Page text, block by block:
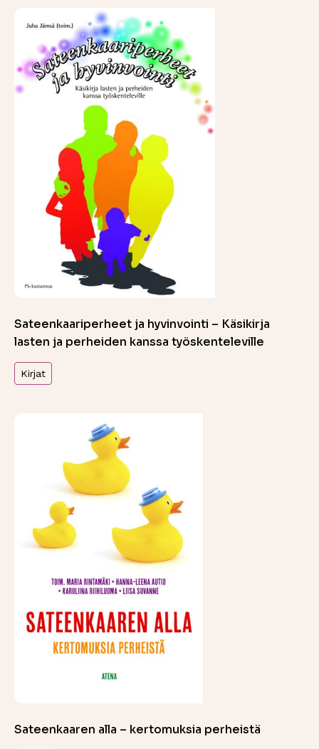
Sateenkaariperheet ja hyvinvointi – Käsikirja
lasten ja perheiden kanssa työskenteleville
Kirjat
Sateenkaaren alla – kertomuksia perheistä